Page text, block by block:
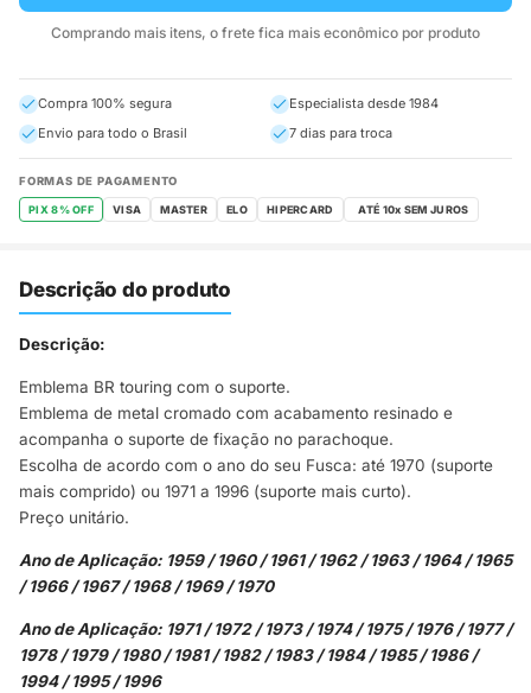
Comprando mais itens, o frete fica mais econômico por produto
Compra 100% segura
Especialista desde 1984
Envio para todo o Brasil
7 dias para troca
FORMAS DE PAGAMENTO
PIX 8% OFF VISA MASTER ELO HIPERCARD
Descrição do produto
Descrição:
Emblema BR touring com o suporte.
Emblema de metal cromado com acabamento resinado e
acompanha o suporte de fixação no parachoque.
Escolha de acordo com o ano do seu Fusca: até 1970 (suporte
mais comprido) ou 1971 a 1996 (suporte mais curto).
Preço unitário.
Ano de Aplicação: 1959 / 1960 / 1961 / 1962 / 1963 / 1964 / 1965
/ 1966 / 1967 / 1968 / 1969 / 1970
Ano de Aplicação: 1971 / 1972 / 1973 / 1974 / 1975 / 1976 / 1977 /
1978 / 1979 / 1980 / 1981 / 1982 / 1983 / 1984 / 1985 / 1986 /
1994 / 1995 / 1996